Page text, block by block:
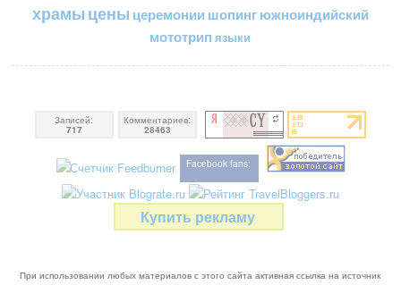
храмы цены церемонии шопингюжноиндийский
мототрип языки
Записей:
717
Комментариев:
28463
Facebook fans:
Купить рекламу
При использовании любых материалов с этого сайта активная ссылка на источник